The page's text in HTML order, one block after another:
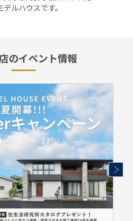
ルハウスです。
のイベント情報